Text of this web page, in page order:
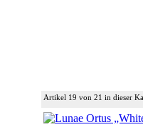
Artikel 19 von 21 in dieser